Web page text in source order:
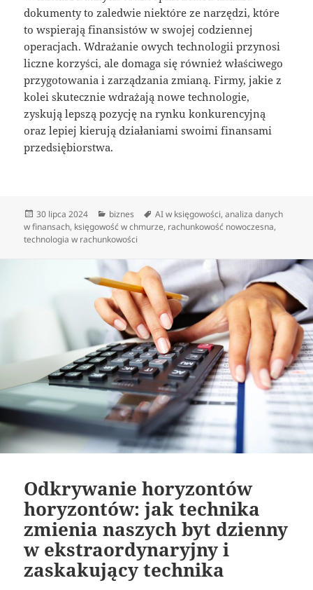
dokumenty to zaledwie niektóre ze narzędzi, które
to wspierają finansistów w swojej codziennej
operacjach. Wdrażanie owych technologii przynosi
liczne korzyści, ale domaga się również właściwego
przygotowania i zarządzania zmianą. Firmy, jakie z
kolei skutecznie wdrażają nowe technologie,
zyskują lepszą pozycję na rynku konkurencyjną
oraz lepiej kierują działaniami swoimi finansami
przedsiębiorstwa.
Data
publikacji
30 lipca 2024 Kategorie
biznes Tagi
AI w księgowości,analiza danych
w finansach, księgowość w chmurze, rachunkowość nowoczesna,
technologia w rachunkowości
Odkrywanie horyzontów
horyzontów: jak technika
zmienia naszych byt dzienny
w ekstraordynaryjny i
zaskakujący technika